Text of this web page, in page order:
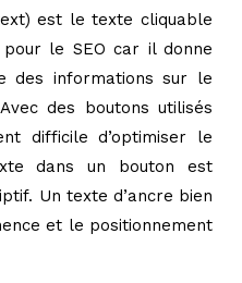
est le texte cliquable
le SEO car il donne
des informations sur le
des boutons utilisés
difficile d’optimiser le
dans un bouton est
Un texte d’ancre bien
et le positionnement